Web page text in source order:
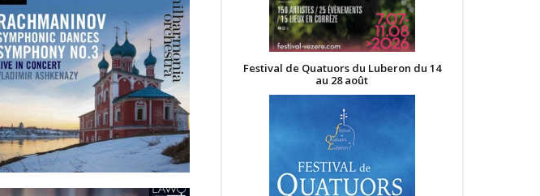
Festival de Quatuors du Luberon du 14
au 28 août